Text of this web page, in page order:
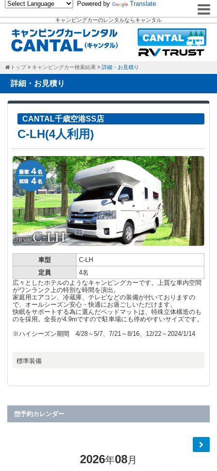
キャンピングカーのレンタルならキャンタル
Powered by Translate
トップ キャンピングカー検索結果 詳細・お見積り
詳細・お見積り
CANTAL千歳空港SS店
C-LH(4人利用)
車型
C-LH
定員
4名
広々としたホテルのようなキャンピングカーです。上質な車内空間
がワンランク上の特別な時間を演出。
家庭用エアコン、冷蔵庫、テレビなどの装備が付いておりますの
で、オールシーズン安心・快適にお過ごしいただけます。
快眠をサポートする為に選んだベッドマットは、特殊立体構造のも
のを採用。全長が4.9mですので駐車場にも停めやすいサイズです。
※ハイシーズン期間 4/28～5/7、7/21～8/16、12/22～2024/1/14
標準装備
予約カレンダー
2026年08月